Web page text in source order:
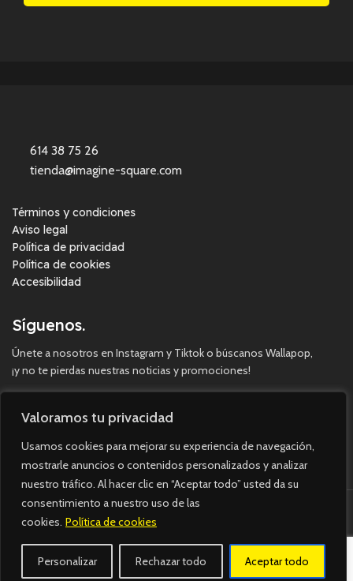
Valoramos tu privacidad
Usamos cookies para mejorar su experiencia de navegación,
mostrarle anuncios o contenidos personalizados y analizar
nuestro tráfico. Al hacer clic en “Aceptar todo” usted da su
consentimiento a nuestro uso de las
cookies. Política de cookies
Personalizar Rechazar todo Aceptar todo
614 38 75 26
tienda@imagine-square.com
Términos y condiciones
Aviso legal
Política de privacidad
Política de cookies
Accesibilidad
Síguenos.
Únete a nosotros en Instagram y Tiktok o búscanos Wallapop,
¡y no te pierdas nuestras noticias y promociones!
Imagine Square © 2023. Todos los derechos reservados.